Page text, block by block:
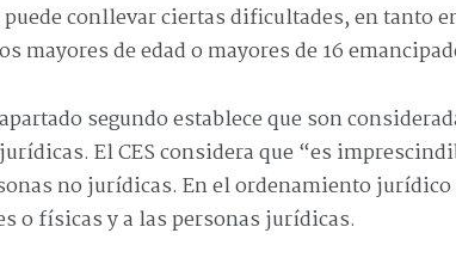
conllevar ciertas dificultades, en tanto
mayores de edad o mayores de 16
segundo establece que son
El CES considera que “es
no jurídicas. En el ordenamiento
o físicas y a las personas jurídicas.